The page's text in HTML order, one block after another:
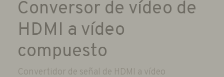
Conversor de vídeo de
HDMI a vídeo
compuesto
Convertidor de señal de HDMI a vídeo